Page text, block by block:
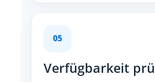
05
Verfügbarkeit